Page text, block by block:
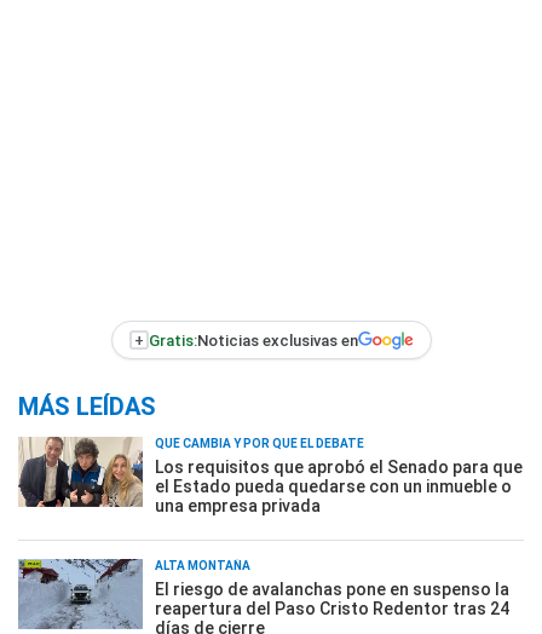
+ Gratis:Noticias exclusivas en
MÁS LEÍDAS
QUÉ CAMBIA Y POR QUÉ EL DEBATE
Los requisitos que aprobó el Senado para que
el Estado pueda quedarse con un inmueble o
una empresa privada
ALTA MONTAÑA
El riesgo de avalanchas pone en suspenso la
reapertura del Paso Cristo Redentor tras 24
días de cierre